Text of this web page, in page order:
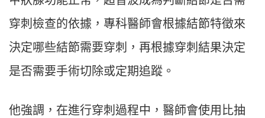
穿刺檢查的依據，專科醫師會根據結節特徵來
決定哪些結節需要穿刺，再根據穿刺結果決定
是否需要手術切除或定期追蹤。
他強調，在進行穿刺過程中，醫師會使用比抽